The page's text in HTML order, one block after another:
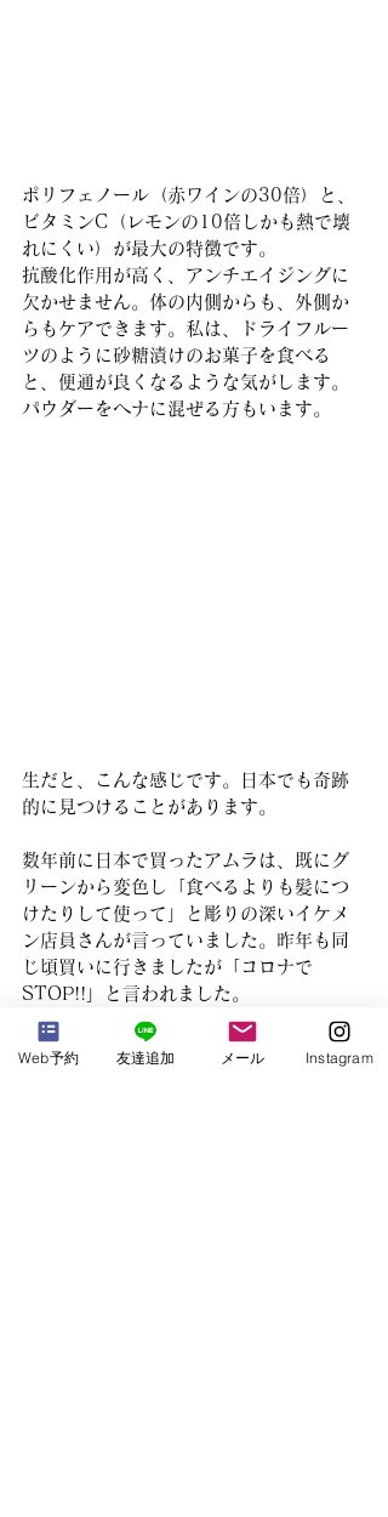
ポリフェノール（赤ワインの30倍）と、
ビタミンC（レモンの10倍しかも熱で壊
れにくい）が最大の特徴です。
抗酸化作用が高く、アンチエイジングに
欠かせません。体の内側からも、外側か
らもケアできます。私は、ドライフルー
ツのように砂糖漬けのお菓子を食べる
と、便通が良くなるような気がします。
パウダーをヘナに混ぜる方もいます。
生だと、こんな感じです。日本でも奇跡
的に見つけることがあります。
数年前に日本で買ったアムラは、既にグ
リーンから変色し「食べるよりも髪につ
けたりして使って」と彫りの深いイケメ
ン店員さんが言っていました。昨年も同
じ頃買いに行きましたが「コロナで
STOP!!」と言われました。
今インドでは、新型コロナウィルスの感
Web予約 友達追加 メール Instagram